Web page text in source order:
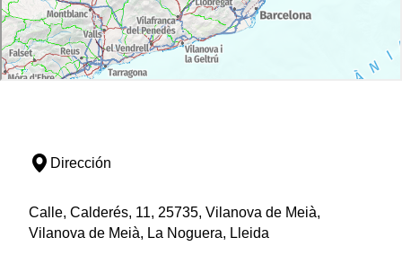
Dirección
Calle, Calderés, 11, 25735, Vilanova de Meià,
Vilanova de Meià, La Noguera, Lleida